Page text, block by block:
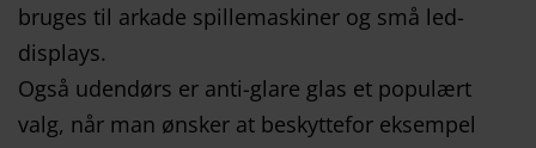
bruges til arkade spillemaskiner og små led-
displays.
Også udendørs er anti-glare glas et populært
valg, når man ønsker at beskyttefor eksempel